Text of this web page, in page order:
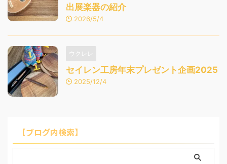
出展楽器の紹介
2026/5/4
ウクレレ
セイレン工房年末プレゼント企画2025
2025/12/4
【ブログ内検索】